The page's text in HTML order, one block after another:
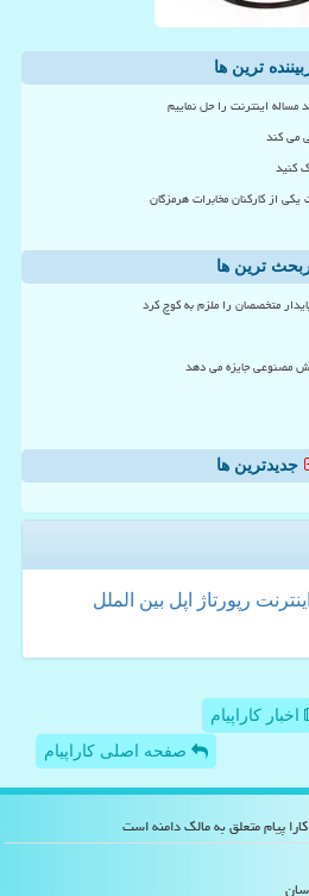
ترین ها
مساله اینترنت را حل نماییم
می کند
کنید
از کارکنان مخابرات هرمزگان
ترین ها
متخصصان را ملزم به کوچ کرد
مصنوعی جایزه می دهد
جدیدترین ها
اینترنت رپورتاژ اپل بین الملل
اخبار کاراپیام
صفحه اصلی کاراپیام